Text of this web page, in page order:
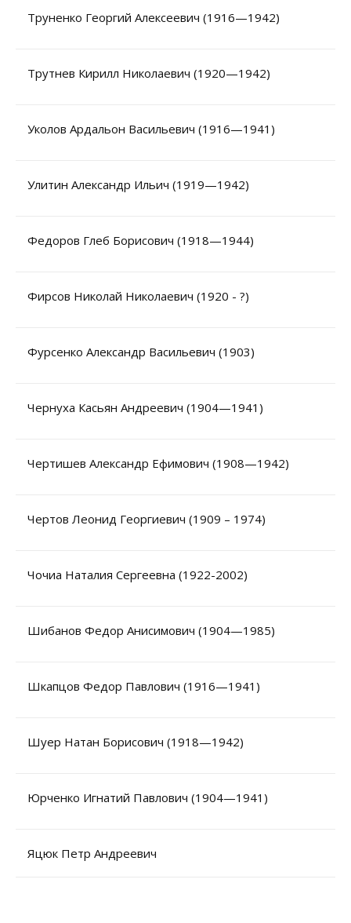
Труненко Георгий Алексеевич (1916—1942)
Трутнев Кирилл Николаевич (1920—1942)
Уколов Ардальон Васильевич (1916—1941)
Улитин Александр Ильич (1919—1942)
Федоров Глеб Борисович (1918—1944)
Фирсов Николай Николаевич (1920 - ?)
Фурсенко Александр Васильевич (1903)
Чернуха Касьян Андреевич (1904—1941)
Чертишев Александр Ефимович (1908—1942)
Чертов Леонид Георгиевич (1909 – 1974)
Чочиа Наталия Сергеевна (1922-2002)
Шибанов Федор Анисимович (1904—1985)
Шкапцов Федор Павлович (1916—1941)
Шуер Натан Борисович (1918—1942)
Юрченко Игнатий Павлович (1904—1941)
Яцюк Петр Андреевич